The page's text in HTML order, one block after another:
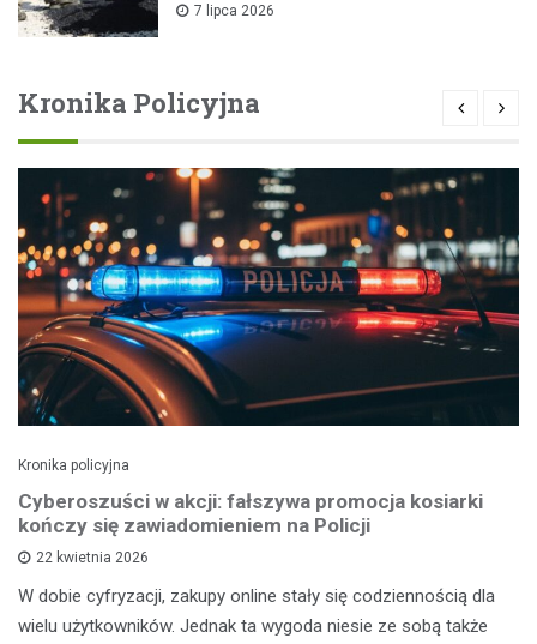
7 lipca 2026
Kronika Policyjna
Kronika policyjna
Cyberoszuści w akcji: fałszywa promocja kosiarki
kończy się zawiadomieniem na Policji
22 kwietnia 2026
W dobie cyfryzacji, zakupy online stały się codziennością dla
wielu użytkowników. Jednak ta wygoda niesie ze sobą także